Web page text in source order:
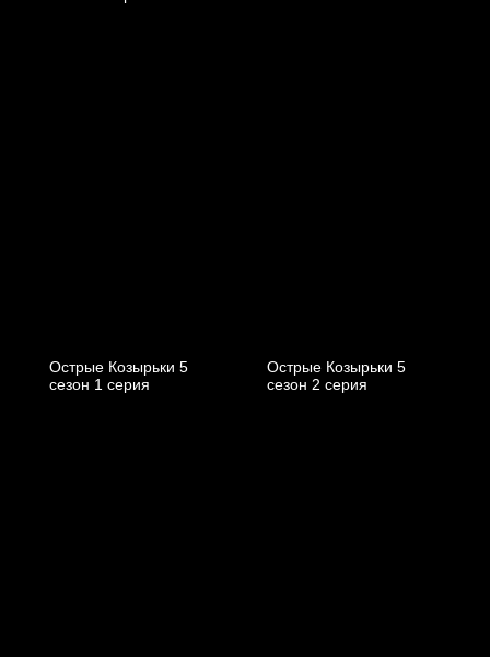
Острые Козырьки 5
cезон 1 cерия
Острые Козырьки 5
cезон 2 cерия